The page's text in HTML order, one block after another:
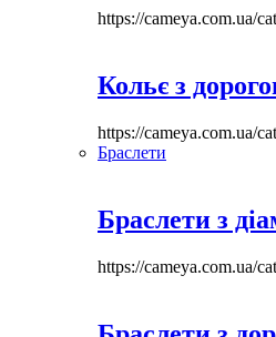
https://cameya.com.ua/
Кольє з
https://cameya.com.ua/
Браслети
Браслети з
https://cameya.com.ua/